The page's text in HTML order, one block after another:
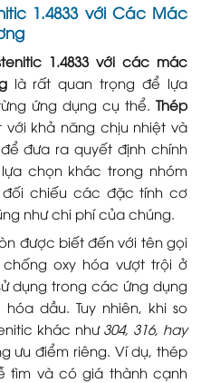
1.4833 với Các Mác
1.4833 với các mác
là rất quan trọng để lựa
ứng dụng cụ thể. Thép
khả năng chịu nhiệt và
đưa ra quyết định chính
chọn khác trong nhóm
đối chiếu các đặc tính cơ
như chi phí của chúng.
được biết đến với tên gọi
oxy hóa vượt trội ở
dụng trong các ứng dụng
dầu. Tuy nhiên, khi so
khác như304, 316, hay
ưu điểm riêng. Ví dụ, thép
tìm và có giá thành cạnh